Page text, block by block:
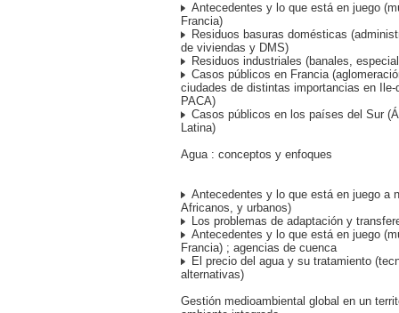
Antecedentes y lo que está en juego
Francia)
Residuos basuras domésticas
de viviendas y DMS)
Residuos industriales (banales,
Casos públicos en Francia
ciudades de distintas importancias en Ile-
PACA)
Casos públicos en los países del Sur
Latina)
Agua : conceptos y enfoques
Antecedentes y lo que está en juego a
Africanos, y urbanos)
Los problemas de adaptación y
Antecedentes y lo que está en juego
Francia) ; agencias de cuenca
El precio del agua y su tratamiento
alternativas)
Gestión medioambiental global en un